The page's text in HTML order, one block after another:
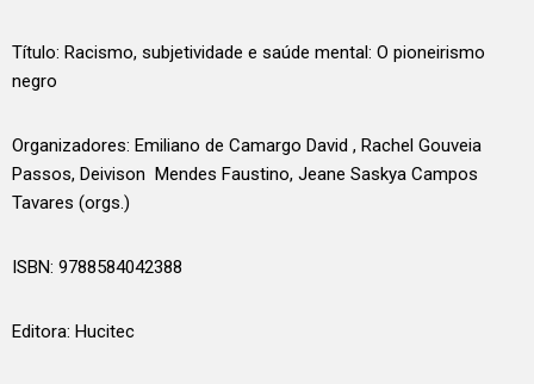
Título: Racismo, subjetividade e saúde mental: O pioneirismo
negro
Organizadores: Emiliano de Camargo David , Rachel Gouveia
Passos, Deivison Mendes Faustino, Jeane Saskya Campos
Tavares (orgs.)
ISBN: 9788584042388
Editora: Hucitec